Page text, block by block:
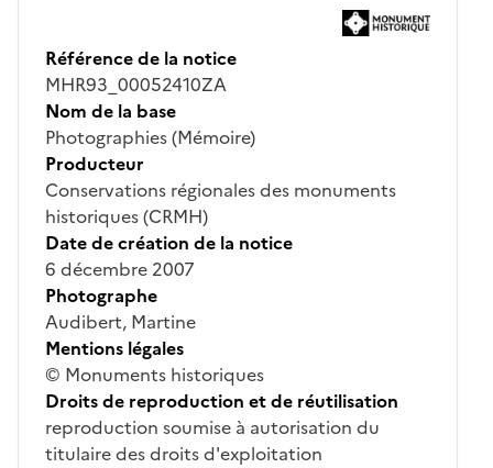
Référence de la notice
MHR93_00052410ZA
Nom de la base
Photographies (Mémoire)
Producteur
Conservations régionales des monuments
historiques (CRMH)
Date de création de la notice
6 décembre 2007
Photographe
Audibert, Martine
Mentions légales
© Monuments historiques
Droits de reproduction et de réutilisation
reproduction soumise à autorisation du
titulaire des droits d'exploitation